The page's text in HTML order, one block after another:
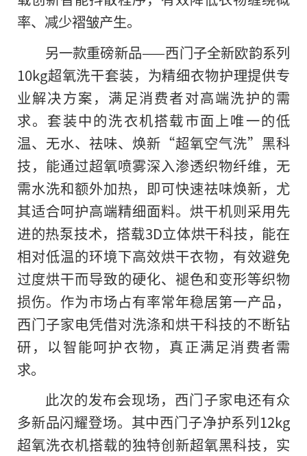
率、减少褶皱产生。
另一款重磅新品——西门子全新欧韵系列
10kg超氧洗干套装，为精细衣物护理提供专
业解决方案，满足消费者对高端洗护的需
求。套装中的洗衣机搭载市面上唯一的低
温、无水、祛味、焕新“超氧空气洗”黑科
技，能通过超氧喷雾深入渗透织物纤维，无
需水洗和额外加热，即可快速祛味焕新，尤
其适合呵护高端精细面料。烘干机则采用先
进的热泵技术，搭载3D立体烘干科技，能在
相对低温的环境下高效烘干衣物，有效避免
过度烘干而导致的硬化、褪色和变形等织物
损伤。作为市场占有率常年稳居第一产品，
西门子家电凭借对洗涤和烘干科技的不断钻
研，以智能呵护衣物，真正满足消费者需
求。
此次的发布会现场，西门子家电还有众
多新品闪耀登场。其中西门子净护系列12kg
超氧洗衣机搭载的独特创新超氧黑科技，实